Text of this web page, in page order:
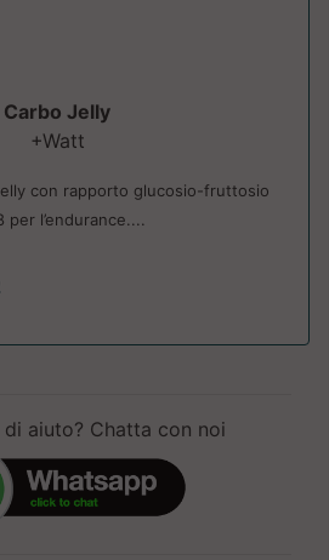
Carbo Jelly
+Watt
con rapporto glucosio-fruttosio
per l’endurance....
aiuto? Chatta con noi